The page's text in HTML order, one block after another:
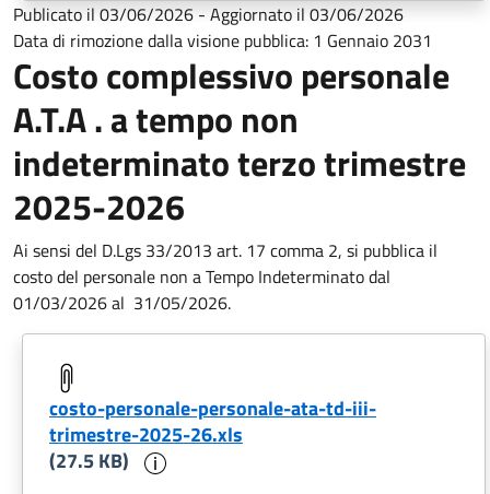
Publicato il03/06/2026-Aggiornato il03/06/2026
Data di rimozione dalla visione pubblica: 1 Gennaio 2031
Costo complessivo personale
A.T.A . a tempo non
indeterminato terzo trimestre
2025-2026
Ai sensi del D.Lgs 33/2013 art. 17 comma 2, si pubblica il
costo del personale non a Tempo Indeterminato dal
01/03/2026 al 31/05/2026.
costo-personale-personale-ata-td-iii-
trimestre-2025-26.xls
(27.5 KB)